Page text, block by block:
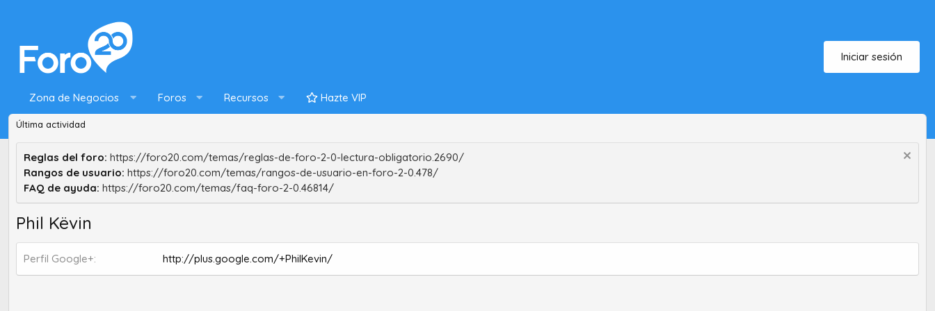
Iniciar sesión
Zona de Negocios Foros Recursos Hazte VIP
Última actividad
Reglas del foro: https://foro20.com/temas/reglas-de-foro-2-0-lectura-obligatorio.2690/
Rangos de usuario: https://foro20.com/temas/rangos-de-usuario-en-foro-2-0.478/
FAQ de ayuda: https://foro20.com/temas/faq-foro-2-0.46814/
Phil Këvin
Perfil Google+ http://plus.google.com/+PhilKevin/